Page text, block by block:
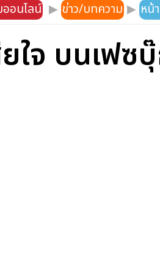
ออนไลน์ ▶ ข่าว/บทความ ▶ หน้
ใจ บนเฟซ